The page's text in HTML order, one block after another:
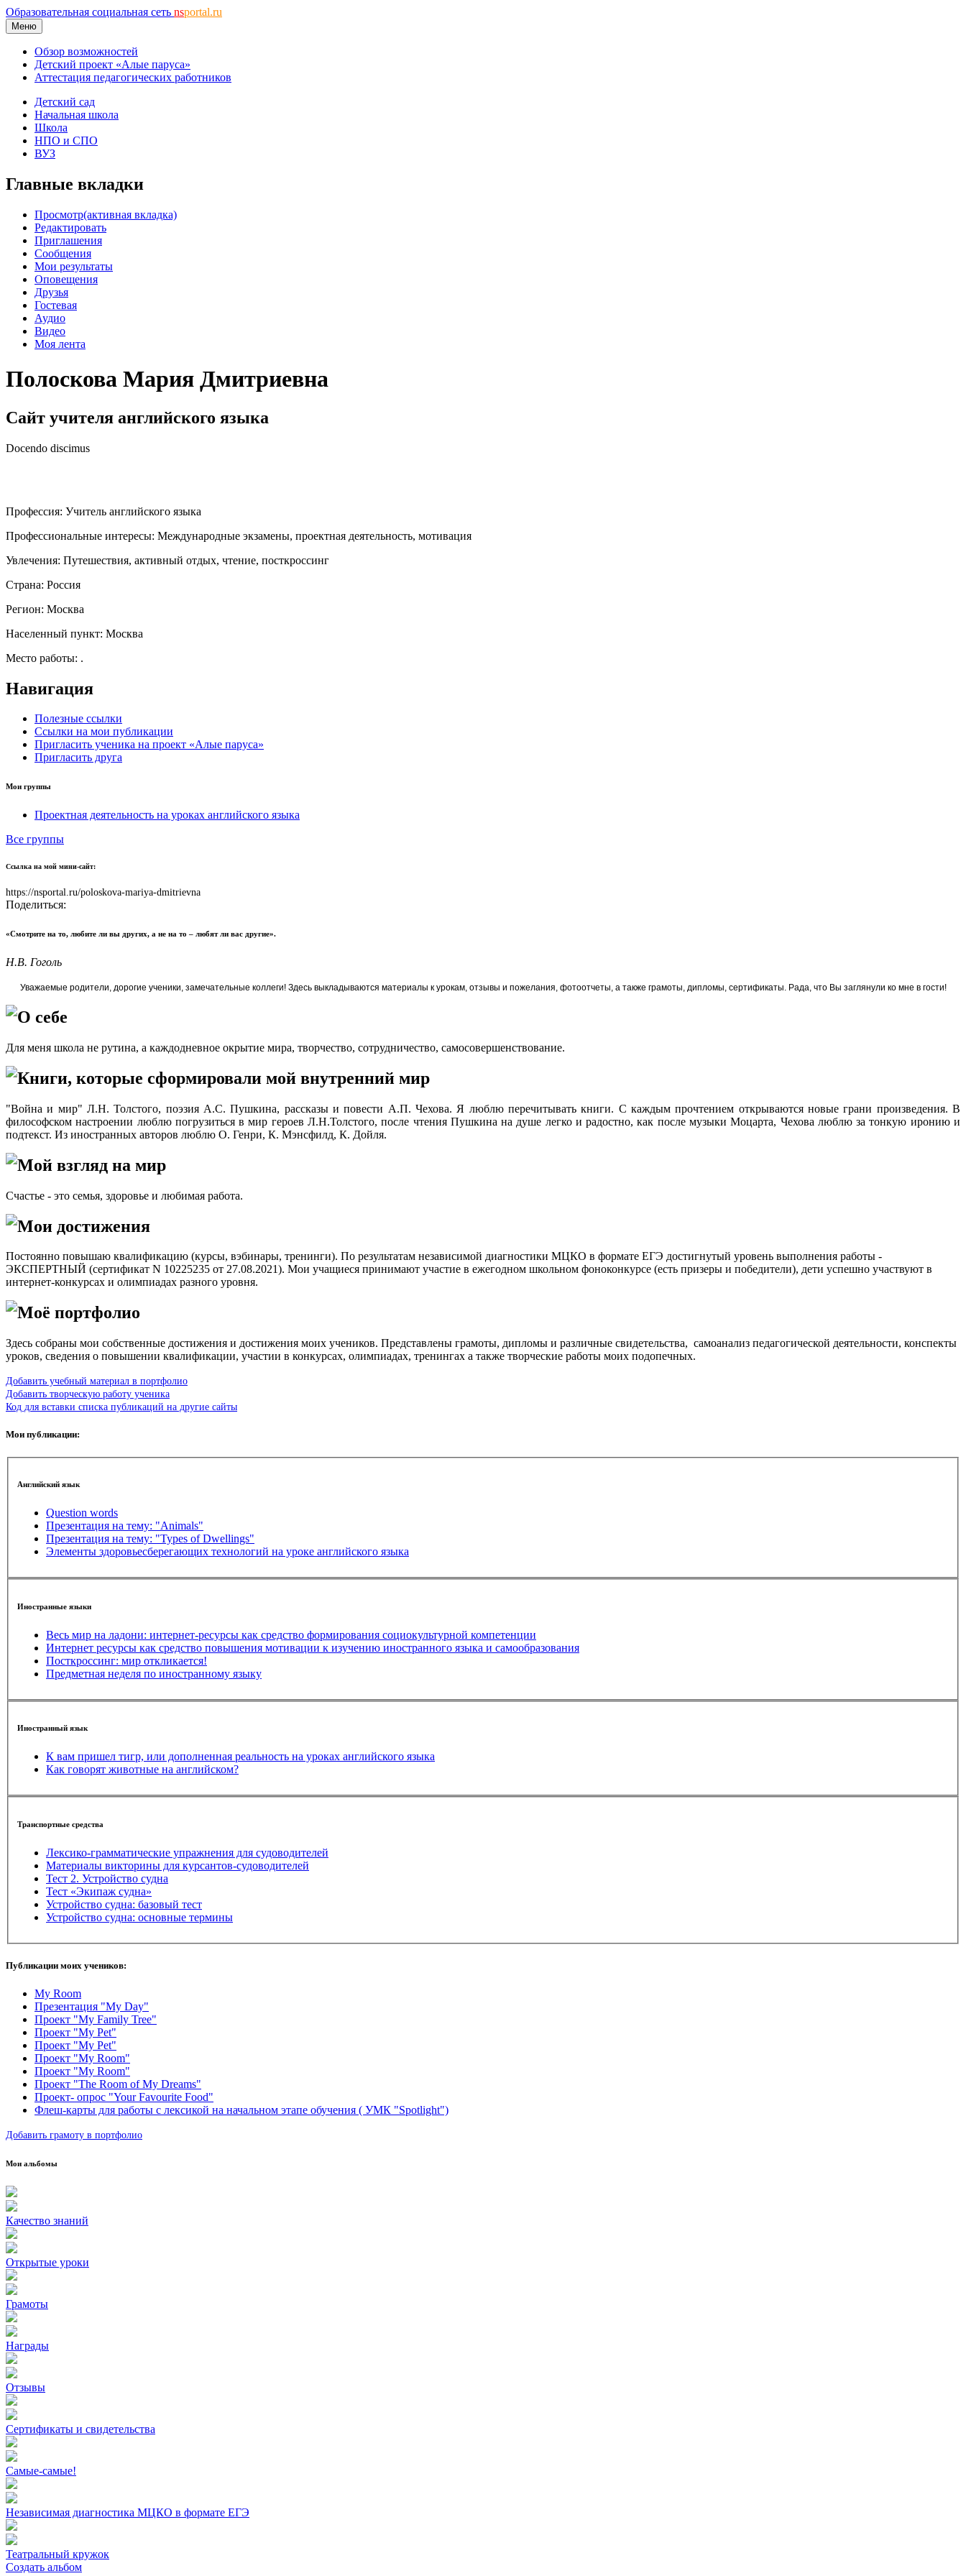
Образовательная социальная сеть nsportal.ru
Меню
Обзор возможностей
Детский проект «Алые паруса»
Аттестация педагогических работников
Детский сад
Начальная школа
Школа
НПО и СПО
ВУЗ
Главные вкладки
Просмотр(активная вкладка)
Редактировать
Приглашения
Сообщения
Мои результаты
Оповещения
Друзья
Гостевая
Аудио
Видео
Моя лента
Полоскова Мария Дмитриевна
Сайт учителя английского языка
Docendo discimus
Профессия: Учитель английского языка
Профессиональные интересы: Международные экзамены, проектная деятельность, мотивация
Увлечения: Путешествия, активный отдых, чтение, посткроссинг
Страна: Россия
Регион: Москва
Населенный пункт: Москва
Место работы: .
Навигация
Полезные ссылки
Ссылки на мои публикации
Пригласить ученика на проект «Алые паруса»
Пригласить друга
Мои группы
Проектная деятельность на уроках английского языка
Все группы
Ссылка на мой мини-сайт:
https://nsportal.ru/poloskova-mariya-dmitrievna
Поделиться:
«Смотрите на то, любите ли вы других, а не на то – любят ли вас другие».
Н.В. Гоголь
Уважаемые родители, дорогие ученики, замечательные коллеги! Здесь выкладываются материалы к урокам, отзывы и пожелания, фотоотчеты, а также грамоты, дипломы, сертификаты. Рада, что Вы заглянули ко мне в гости!
О себе
Для меня школа не рутина, а каждодневное окрытие мира, творчество, сотрудничество, самосовершенствование.
Книги, которые сформировали мой внутренний мир
"Война и мир" Л.Н. Толстого, поэзия А.С. Пушкина, рассказы и повести А.П. Чехова. Я люблю перечитывать книги. С каждым прочтением открываются новые грани произведения. В
философском настроении люблю погрузиться в мир героев Л.Н.Толстого, после чтения Пушкина на душе легко и радостно, как после музыки Моцарта, Чехова люблю за тонкую иронию и
подтекст. Из иностранных авторов люблю О. Генри, К. Мэнсфилд, К. Дойля.
Мой взгляд на мир
Счастье - это семья, здоровье и любимая работа.
Мои достижения
Постоянно повышаю квалификацию (курсы, вэбинары, тренинги). По результатам независимой диагностики МЦКО в формате ЕГЭ достигнутый уровень выполнения работы -
ЭКСПЕРТНЫЙ (сертификат N 10225235 от 27.08.2021). Мои учащиеся принимают участие в ежегодном школьном фоноконкурсе (есть призеры и победители), дети успешно участвуют в
интернет-конкурсах и олимпиадах разного уровня.
Моё портфолио
Здесь собраны мои собственные достижения и достижения моих учеников. Представлены грамоты, дипломы и различные свидетельства, самоанализ педагогической деятельности, конспекты
уроков, сведения о повышении квалификации, участии в конкурсах, олимпиадах, тренингах а также творческие работы моих подопечных.
Добавить учебный материал в портфолио
Добавить творческую работу ученика
Код для вставки списка публикаций на другие сайты
Мои публикации:
Английский язык
Question words
Презентация на тему: "Animals"
Презентация на тему: "Types of Dwellings"
Элементы здоровьесберегающих технологий на уроке английского языка
Иностранные языки
Весь мир на ладони: интернет-ресурсы как средство формирования социокультурной компетенции
Интернет ресурсы как средство повышения мотивации к изучению иностранного языка и самообразования
Посткроссинг: мир откликается!
Предметная неделя по иностранному языку
Иностранный язык
К вам пришел тигр, или дополненная реальность на уроках английского языка
Как говорят животные на английском?
Транспортные средства
Лексико-грамматические упражнения для судоводителей
Материалы викторины для курсантов-судоводителей
Тест 2. Устройство судна
Тест «Экипаж судна»
Устройство судна: базовый тест
Устройство судна: основные термины
Публикации моих учеников:
My Room
Презентация "My Day"
Проект "My Family Tree"
Проект "My Pet"
Проект "My Pet"
Проект "My Room"
Проект "My Room"
Проект "The Room of My Dreams"
Проект- опрос "Your Favourite Food"
Флеш-карты для работы с лексикой на начальном этапе обучения ( УМК "Spotlight")
Добавить грамоту в портфолио
Мои альбомы
Качество знаний
Открытые уроки
Грамоты
Награды
Отзывы
Сертификаты и свидетельства
Самые-самые!
Независимая диагностика МЦКО в формате ЕГЭ
Театральный кружок
Создать альбом